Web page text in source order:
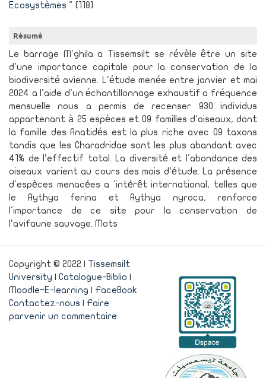
Ecosystèmes " [118]
Résumé
Le barrage M'ghila a Tissemsilt se révèle être un site
d'une importance capitale pour la conservation de la
biodiversité avienne. L'étude menée entre janvier et mai
2024 a l’aide d’un échantillonnage exhaustif a fréquence
mensuelle nous a permis de recenser 930 individus
appartenant à 25 espèces et 09 familles d'oiseaux, dont
la famille des Anatidés est la plus riche avec 09 taxons
tandis que les Charadridae sont les plus abandant avec
41% de l’effectif total. La diversité et l'abondance des
oiseaux varient au cours des mois d’étude. La présence
d'espèces menacées a 'intérêt international, telles que
le Aythya ferina et Aythya nyroca, renforce
l'importance de ce site pour la conservation de
l’avifaune sauvage. Mots
Copyright © 2022 | Tissemsilt
University
Catalogue-Biblio
Moodle~E-learning
FaceBook
Contactez-nous
Faire
parvenir un commentaire